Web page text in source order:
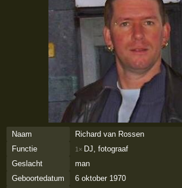
Naam
Richard van Rossen
Functie
1× DJ, fotograaf
Geslacht
man
Geboortedatum
6 oktober 1970